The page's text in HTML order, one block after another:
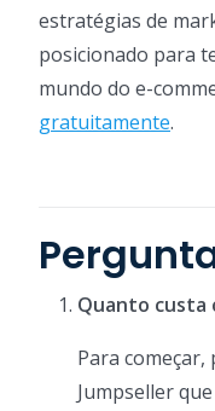
estratégias de
posicionado para
mundo do e-
gratuitamente.
Quanto custa
Para começar,
Jumpseller